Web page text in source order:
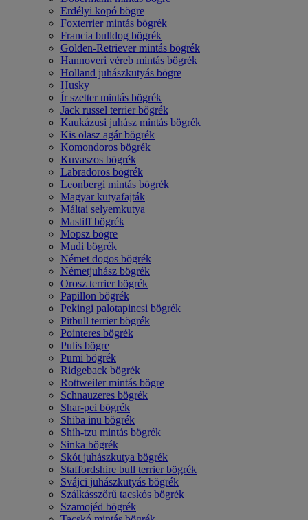
Erdélyi kopó bögre
Foxterrier mintás bögrék
Francia bulldog bögrék
Golden-Retriever mintás bögrék
Hannoveri véreb mintás bögrék
Holland juhászkutyás bögre
Husky
Ír szetter mintás bögrék
Jack russel terrier bögrék
Kaukázusi juhász mintás bögrék
Kis olasz agár bögrék
Komondoros bögrék
Kuvaszos bögrék
Labradoros bögrék
Leonbergi mintás bögrék
Magyar kutyafajták
Máltai selyemkutya
Mastiff bögrék
Mopsz bögre
Mudi bögrék
Német dogos bögrék
Németjuhász bögrék
Orosz terrier bögrék
Papillon bögrék
Pekingi palotapincsi bögrék
Pitbull terrier bögrék
Pointeres bögrék
Pulis bögre
Pumi bögrék
Ridgeback bögrék
Rottweiler mintás bögre
Schnauzeres bögrék
Shar-pei bögrék
Shiba inu bögrék
Shih-tzu mintás bögrék
Sinka bögrék
Skót juhászkutya bögrék
Staffordshire bull terrier bögrék
Svájci juhászkutyás bögrék
Szálkásszőrű tacskós bögrék
Szamojéd bögrék